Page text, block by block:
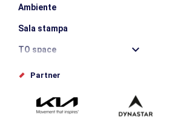
Ambiente
Sala stampa
TO space
Offices de tourisme
Inviate il vostro evento
Partner